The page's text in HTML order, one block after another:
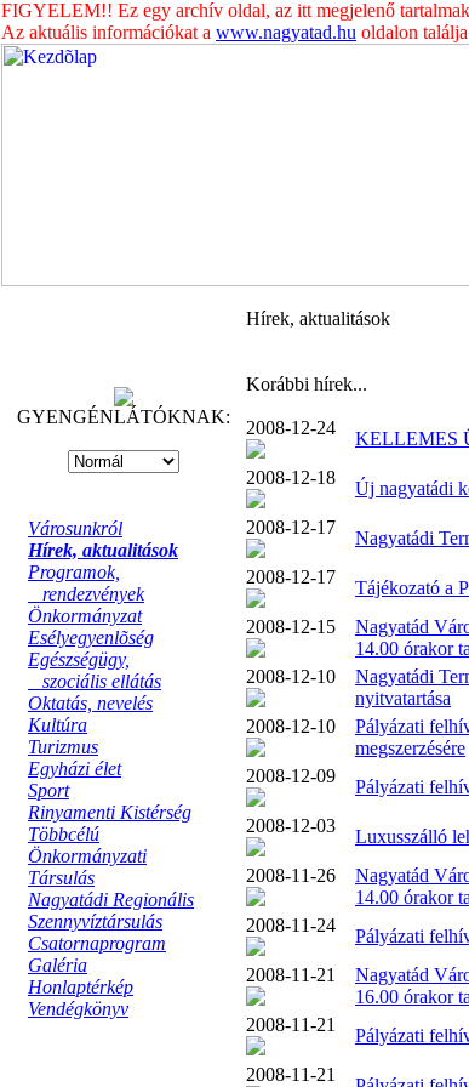
FIGYELEM!! Ez egy archív oldal, az itt megjelenő
Az aktuális információkat a www.nagyatad.hu oldalon
GYENGÉNLÁTÓKNAK:
Városunkról
Hírek, aktualitások
Programok,
rendezvények
Önkormányzat
Esélyegyenlõség
Egészségügy,
szociális ellátás
Oktatás, nevelés
Kultúra
Turizmus
Egyházi élet
Sport
Rinyamenti Kistérség
Többcélú
Önkormányzati
Társulás
Nagyatádi Regionális
Szennyvíztársulás
Csatornaprogram
Galéria
Honlaptérkép
Vendégkönyv
Hírek, aktualitások
Korábbi hírek...
2008-12-24
KELLEMES
2008-12-18
Új nagyatádi
2008-12-17
Nagyatádi
2008-12-17
Tájékozató a
2008-12-15
Nagyatád
14.00 órakor
2008-12-10
Nagyatádi
nyitvatartása
2008-12-10
Pályázati
megszerzésére
2008-12-09
Pályázati
2008-12-03
Luxusszálló
2008-11-26
Nagyatád
14.00 órakor
2008-11-24
Pályázati
2008-11-21
Nagyatád
16.00 órakor
2008-11-21
Pályázati
2008-11-21